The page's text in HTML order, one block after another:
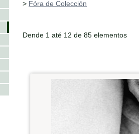
> Fóra de Colección
Dende 1 até 12 de 85 elementos